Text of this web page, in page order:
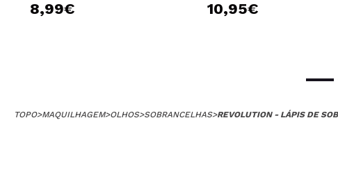
8,99€ 10,95€
TOPO>MAQUILHAGEM>OLHOS>SOBRANCELHAS>REVOLUTION - LÁPIS DE